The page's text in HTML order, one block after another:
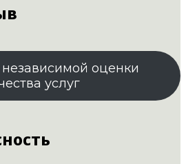
независимой оценки
услуг